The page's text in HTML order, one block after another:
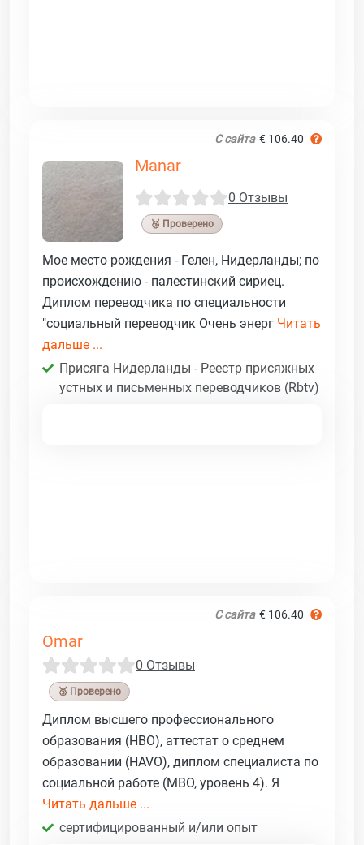
С сайта € 106.40
Manar
0 Отзывы
🥉 Проверено
Мое место рождения - Гелен, Нидерланды; по
происхождению - палестинский сириец.
Диплом переводчика по специальности
"социальный переводчик Очень энерг Читать
дальше ...
Присяга Нидерланды - Реестр присяжных
устных и письменных переводчиков (Rbtv)
С сайта € 106.40
Omar
0 Отзывы
🥉 Проверено
Диплом высшего профессионального
образования (HBO), аттестат о среднем
образовании (HAVO), диплом специалиста по
социальной работе (MBO, уровень 4). Я
Читать дальше ...
сертифицированный и/или опыт